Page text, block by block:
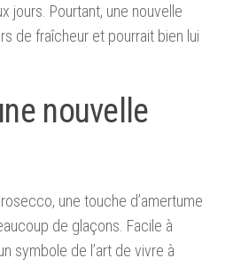
jours. Pourtant, une nouvelle
de fraîcheur et pourrait bien lui
nouvelle
une touche d’amertume
de glaçons. Facile à
symbole de l’art de vivre à